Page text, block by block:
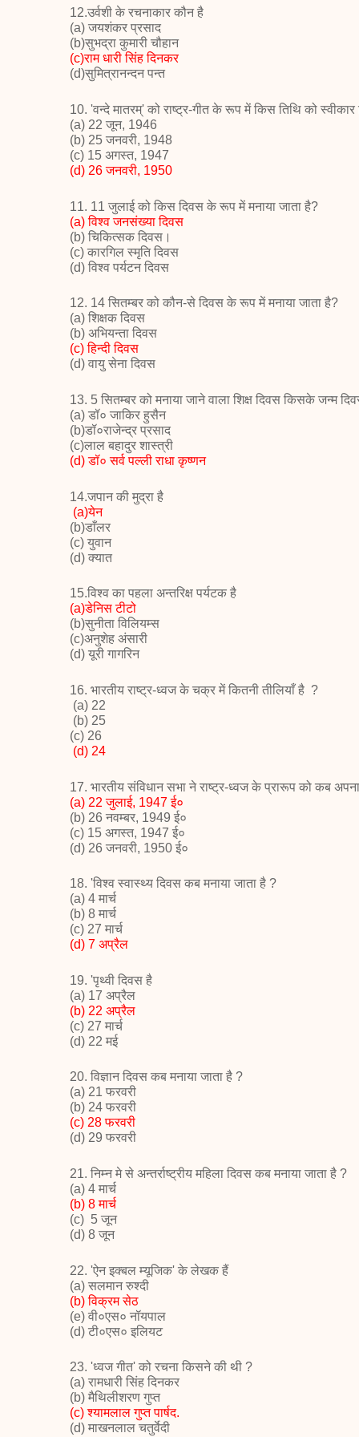
12.उर्वशी के रचनाकार कौन है
(a) जयशंकर प्रसाद
(b)सुभद्रा कुमारी चौहान
(c)राम धारी सिंह दिनकर
(d)सुमित्रानन्दन पन्त
10. 'वन्दे मातरम्' को राष्ट्र-गीत के रूप मेंकिस तिथि को स्वीकार
(a) 22 जून, 1946
(b) 25 जनवरी, 1948
(c) 15 अगस्त, 1947
(d) 26जनवरी, 1950
11. 11 जुलाई को किस दिवस के रूप में मनाया जाता है?
(a)विश्व जनसंख्या दिवस
(b) चिकित्सक दिवस।
(c) कारगिल स्मृति दिवस
(d) विश्व पर्यटन दिवस
12. 14 सितम्बर को कौन-से दिवस के रूप मेंमनाया जाता है?
(a) शिक्षक दिवस
(b) अभियन्ता दिवस
(c)हिन्दी दिवस
(d) वायु सेना दिवस
13. 5 सितम्बर को मनाया जाने वाला शिक्ष दिवस किसके जन्म
(a) डॉ० जाकिर हुसैन
(b)डॉ०राजेन्द्र प्रसाद
(c)लाल बहादुर शास्त्री
(d) डॉ०सर्व पल्ली राधा कृष्णन
14.जपान की मुद्रा है
(a)येन
(b)डाँलर
(c) युवान
(d) क्यात
15.विश्व का पहला अन्तरिक्ष पर्यटक है
(a)डेनिस टीटो
(b)सुनीता विलियम्स
(c)अनुशेह अंसारी
(d) यूरी गागरिन
16. भारतीय राष्ट्र-ध्वज के चक्र में कितनी तीलियाँ है ?
(a) 22
(b) 25
(c) 26
(d) 24
17. भारतीय संविधान सभा ने राष्ट्र-ध्वज के प्रारूप को कब
(a) 22जुलाई, 1947ई०
(b) 26 नवम्बर, 1949 ई०
(c) 15 अगस्त, 1947 ई०
(d) 26 जनवरी, 1950 ई०
18. 'विश्व स्वास्थ्य दिवस कब मनाया जाता है ?
(a) 4 मार्च
(b) 8 मार्च
(c) 27 मार्च
(d) 7 अप्रैल
19. 'पृथ्वी दिवस है
(a) 17 अप्रैल
(b) 22 अप्रैल
(c) 27 मार्च
(d) 22 मई
20. विज्ञान दिवस कब मनाया जाता है ?
(a) 21 फरवरी
(b) 24 फरवरी
(c) 28फरवरी
(d) 29 फरवरी
21. निम्न मे से अन्तर्राष्ट्रीय महिला दिवस कब मनाया जाता है ?
(a) 4 मार्च
(b) 8मार्च
(c) 5 जून
(d) 8 जून
22. 'ऐन इक्बल म्यूजिक' के लेखक हैं
(a) सलमान रुश्दी
(b)विक्रम सेठ
(e) वी०एस० नॉयपाल
(d) टी०एस० इलियट
23. 'ध्वज गीत' को रचना किसने की थी ?
(a) रामधारी सिंह दिनकर
(b) मैथिलीशरण गुप्त
(c)श्यामलाल गुप्त पार्षद.
(d) माखनलाल चतुर्वेदी